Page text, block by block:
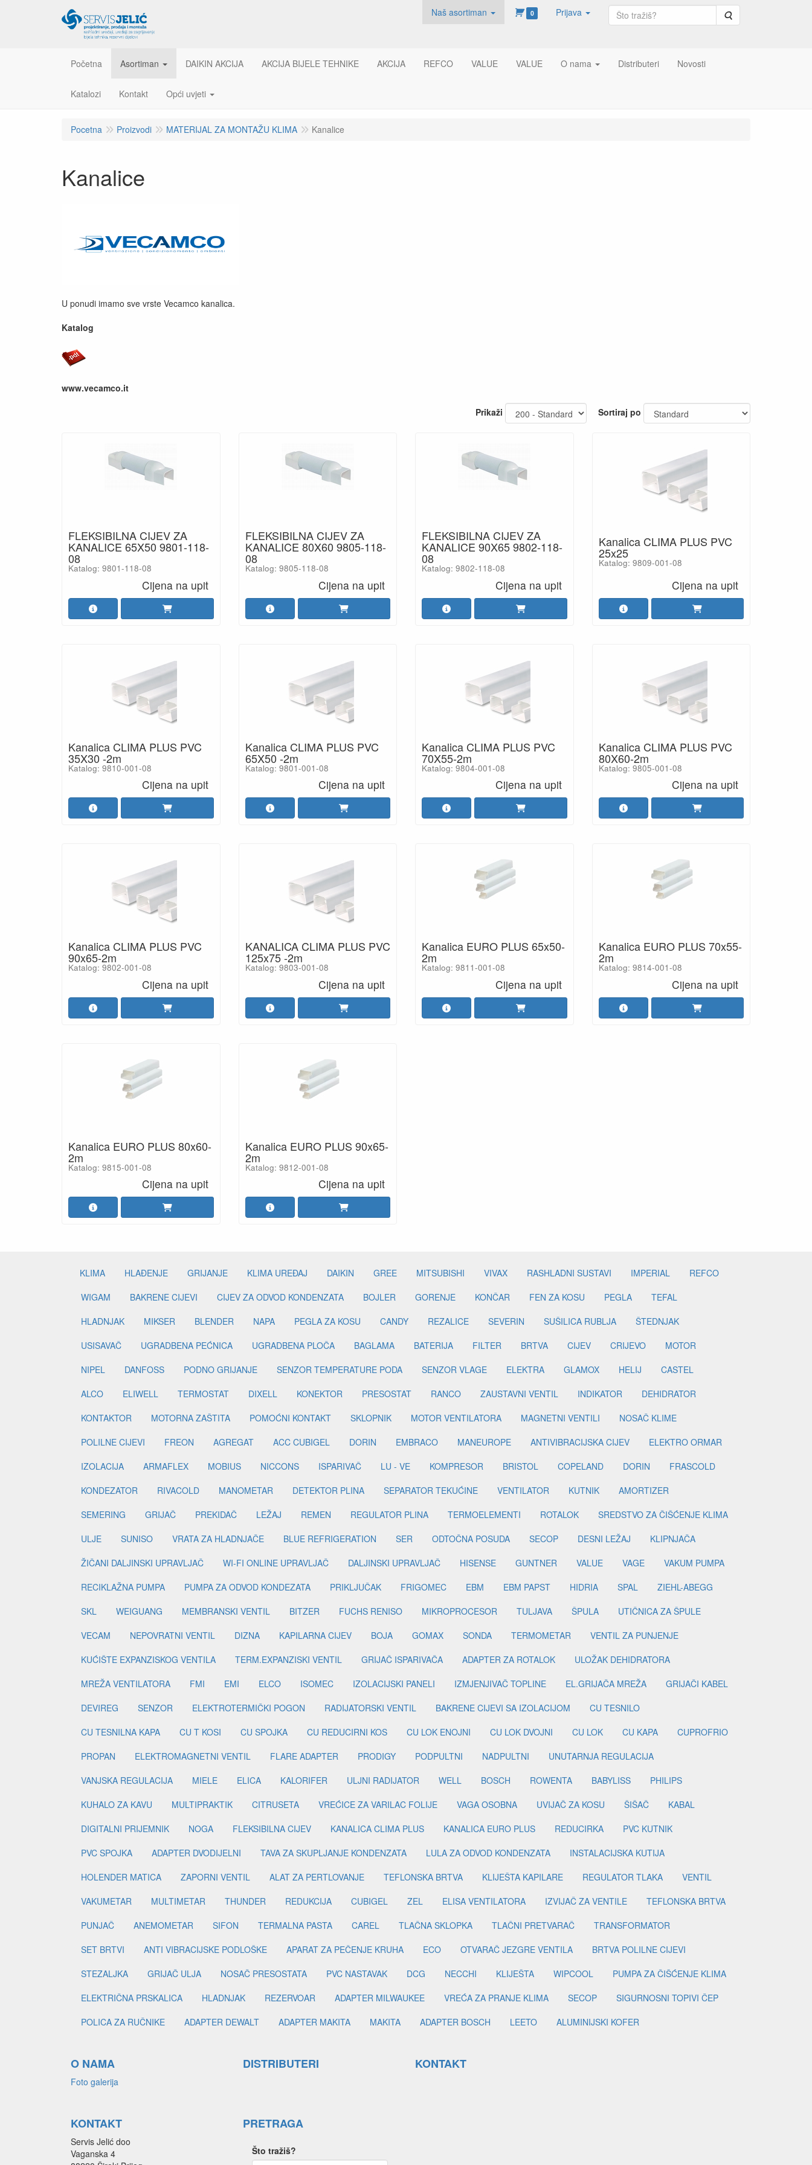
Naš asortiman 0 Prijava Pretraga
Početna Asortiman DAIKIN AKCIJA AKCIJA BIJELE TEHNIKE AKCIJA REFCO VALUE VALUE O nama Distributeri Novosti
Katalozi Kontakt Opći uvjeti
Pocetna Proizvodi MATERIJAL ZA MONTAŽU KLIMA Kanalice
Kanalice
U ponudi imamo sve vrste Vecamco kanalica.
Katalog
www.vecamco.it
Prikaži
Sortiraj po
FLEKSIBILNA CIJEV ZA
KANALICE 65X50 9801-118-
08
Katalog: 9801-118-08
Cijena na upit
FLEKSIBILNA CIJEV ZA
KANALICE 80X60 9805-118-
08
Katalog: 9805-118-08
Cijena na upit
FLEKSIBILNA CIJEV ZA
KANALICE 90X65 9802-118-
08
Katalog: 9802-118-08
Cijena na upit
Kanalica CLIMA PLUS PVC
25x25
Katalog: 9809-001-08
Cijena na upit
Kanalica CLIMA PLUS PVC
35X30 -2m
Katalog: 9810-001-08
Cijena na upit
Kanalica CLIMA PLUS PVC
65X50 -2m
Katalog: 9801-001-08
Cijena na upit
Kanalica CLIMA PLUS PVC
70X55-2m
Katalog: 9804-001-08
Cijena na upit
Kanalica CLIMA PLUS PVC
80X60-2m
Katalog: 9805-001-08
Cijena na upit
Kanalica CLIMA PLUS PVC
90x65-2m
Katalog: 9802-001-08
Cijena na upit
KANALICA CLIMA PLUS PVC
125x75 -2m
Katalog: 9803-001-08
Cijena na upit
Kanalica EURO PLUS 65x50-
2m
Katalog: 9811-001-08
Cijena na upit
Kanalica EURO PLUS 70x55-
2m
Katalog: 9814-001-08
Cijena na upit
Kanalica EURO PLUS 80x60-
2m
Katalog: 9815-001-08
Cijena na upit
Kanalica EURO PLUS 90x65-
2m
Katalog: 9812-001-08
Cijena na upit
KLIMA HLAĐENJE GRIJANJE KLIMA UREĐAJ DAIKIN GREE MITSUBISHI VIVAX RASHLADNI SUSTAVI IMPERIAL
REFCO
WIGAM
BAKRENE CIJEVI CIJEV ZA ODVOD KONDENZATA BOJLER GORENJE KONČAR FEN ZA KOSU PEGLA
TEFAL
HLADNJAK
MIKSER BLENDER NAPA PEGLA ZA KOSU CANDY REZALICE SEVERIN SUŠILICA RUBLJA
ŠTEDNJAK
USISAVAČ
UGRADBENA PEĆNICA UGRADBENA PLOČA BAGLAMA BATERIJA FILTER BRTVA CIJEV CRIJEVO
MOTOR
NIPEL
DANFOSS PODNO GRIJANJE SENZOR TEMPERATURE PODA SENZOR VLAGE ELEKTRA GLAMOX HELIJ
CASTEL
ALCO
ELIWELL TERMOSTAT DIXELL KONEKTOR PRESOSTAT RANCO ZAUSTAVNI VENTIL INDIKATOR
DEHIDRATOR
KONTAKTOR
MOTORNA ZAŠTITA POMOĆNI KONTAKT SKLOPNIK MOTOR VENTILATORA MAGNETNI VENTILI
NOSAČ KLIME
POLILNE CIJEVI
FREON AGREGAT ACC CUBIGEL DORIN EMBRACO MANEUROPE ANTIVIBRACIJSKA CIJEV
ELEKTRO ORMAR
IZOLACIJA
ARMAFLEX MOBIUS NICCONS ISPARIVAČ LU - VE KOMPRESOR BRISTOL COPELAND DORIN
FRASCOLD
KONDEZATOR
RIVACOLD MANOMETAR DETEKTOR PLINA SEPARATOR TEKUĆINE VENTILATOR KUTNIK
AMORTIZER
SEMERING
GRIJAČ PREKIDAČ LEŽAJ REMEN REGULATOR PLINA TERMOELEMENTI ROTALOK
SREDSTVO ZA ČIŠĆENJE KLIMA
ULJE
SUNISO VRATA ZA HLADNJAČE BLUE REFRIGERATION SER ODTOČNA POSUDA SECOP DESNI LEŽAJ
KLIPNJAČA
ŽIČANI DALJINSKI UPRAVLJAČ
WI-FI ONLINE UPRAVLJAČ DALJINSKI UPRAVLJAČ HISENSE GUNTNER VALUE VAGE
VAKUM PUMPA
RECIKLAŽNA PUMPA
PUMPA ZA ODVOD KONDEZATA PRIKLJUČAK FRIGOMEC EBM EBM PAPST HIDRIA SPAL
ZIEHL-ABEGG
SKL
WEIGUANG MEMBRANSKI VENTIL BITZER FUCHS RENISO MIKROPROCESOR TULJAVA ŠPULA
UTIČNICA ZA ŠPULE
VECAM
NEPOVRATNI VENTIL DIZNA KAPILARNA CIJEV BOJA GOMAX SONDA TERMOMETAR
VENTIL ZA PUNJENJE
KUĆIŠTE EXPANZISKOG VENTILA
TERM.EXPANZISKI VENTIL GRIJAČ ISPARIVAČA ADAPTER ZA ROTALOK
ULOŽAK DEHIDRATORA
MREŽA VENTILATORA
FMI EMI ELCO ISOMEC IZOLACIJSKI PANELI IZMJENJIVAČ TOPLINE EL.GRIJAČA MREŽA
GRIJAČI KABEL
DEVIREG
SENZOR ELEKTROTERMIČKI POGON RADIJATORSKI VENTIL BAKRENE CIJEVI SA IZOLACIJOM
CU TESNILO
CU TESNILNA KAPA
CU T KOSI CU SPOJKA CU REDUCIRNI KOS CU LOK ENOJNI CU LOK DVOJNI CU LOK CU KAPA
CUPROFRIO
PROPAN
ELEKTROMAGNETNI VENTIL FLARE ADAPTER PRODIGY PODPULTNI NADPULTNI
UNUTARNJA REGULACIJA
VANJSKA REGULACIJA
MIELE ELICA KALORIFER ULJNI RADIJATOR WELL BOSCH ROWENTA BABYLISS
PHILIPS
KUHALO ZA KAVU
MULTIPRAKTIK CITRUSETA VREĆICE ZA VARILAC FOLIJE VAGA OSOBNA UVIJAČ ZA KOSU ŠIŠAČ
KABAL
DIGITALNI PRIJEMNIK
NOGA FLEKSIBILNA CIJEV KANALICA CLIMA PLUS KANALICA EURO PLUS REDUCIRKA
PVC KUTNIK
PVC SPOJKA
ADAPTER DVODIJELNI TAVA ZA SKUPLJANJE KONDENZATA LULA ZA ODVOD KONDENZATA
INSTALACIJSKA KUTIJA
HOLENDER MATICA
ZAPORNI VENTIL ALAT ZA PERTLOVANJE TEFLONSKA BRTVA KLIJEŠTA KAPILARE REGULATOR TLAKA
VENTIL
VAKUMETAR
MULTIMETAR THUNDER REDUKCIJA CUBIGEL ZEL ELISA VENTILATORA IZVIJAČ ZA VENTILE
TEFLONSKA BRTVA
PUNJAČ
ANEMOMETAR SIFON TERMALNA PASTA CAREL TLAČNA SKLOPKA TLAČNI PRETVARAČ
TRANSFORMATOR
SET BRTVI
ANTI VIBRACIJSKE PODLOŠKE APARAT ZA PEČENJE KRUHA ECO OTVARAČ JEZGRE VENTILA
BRTVA POLILNE CIJEVI
STEZALJKA
GRIJAČ ULJA NOSAČ PRESOSTATA PVC NASTAVAK DCG NECCHI KLIJEŠTA WIPCOOL
PUMPA ZA ČIŠĆENJE KLIMA
ELEKTRIČNA PRSKALICA
HLADNJAK REZERVOAR ADAPTER MILWAUKEE VREĆA ZA PRANJE KLIMA SECOP
SIGURNOSNI TOPIVI ČEP
POLICA ZA RUČNIKE
ADAPTER DEWALT ADAPTER MAKITA MAKITA ADAPTER BOSCH LEETO ALUMINIJSKI KOFER
O NAMA
Foto galerija
DISTRIBUTERI KONTAKT
KONTAKT
Servis Jelić doo
Vaganska 4
PRETRAGA
Što tražiš?